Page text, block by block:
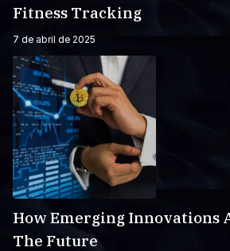
Fitness Tracking
7 de abril de 2025
How Emerging Innovations
The Future